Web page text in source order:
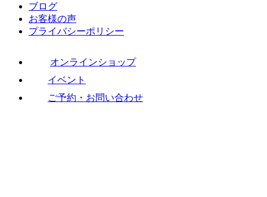
ブログ
お客様の声
プライバシーポリシー
オンラインショップ
イベント
ご予約・お問い合わせ